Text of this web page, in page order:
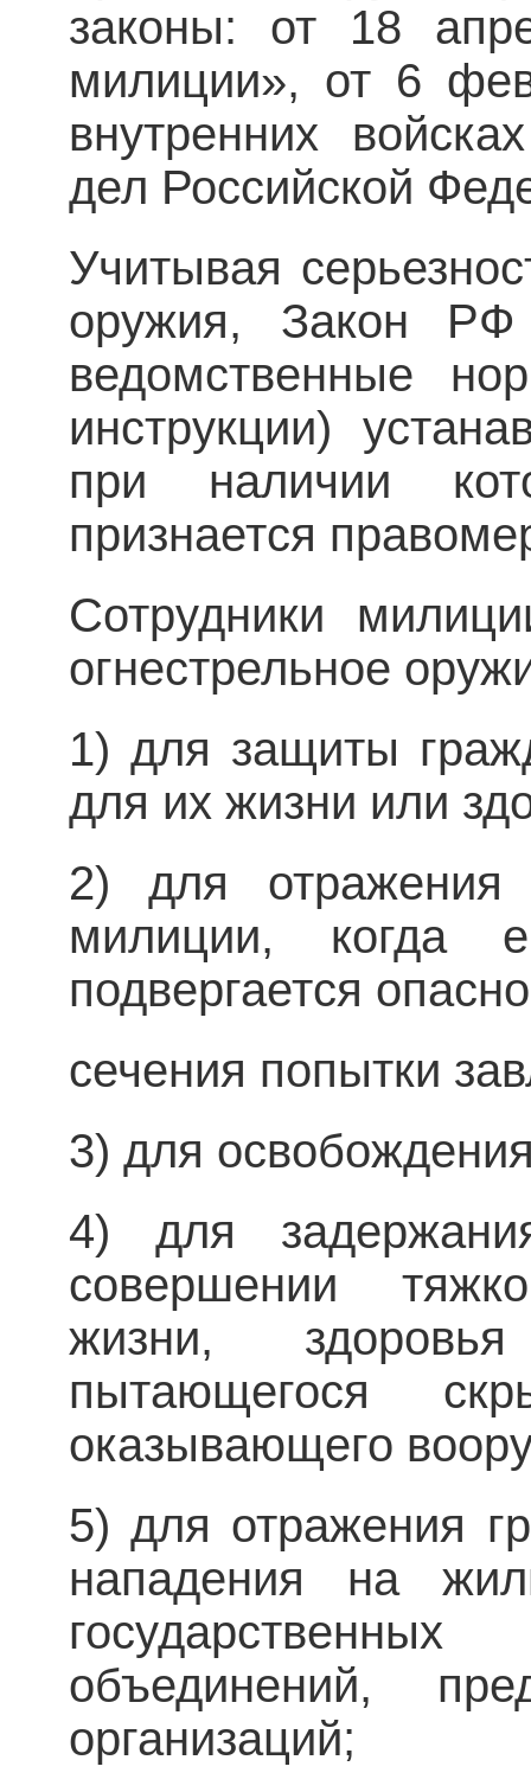
законы: от 18
милиции», от 6
внутренних
дел Российской
Учитывая
оружия, Закон
ведомственные
инструкции)
при на­личии
признается
Сотрудники
огнестрельное
1) для защиты
для их жизни или
2) для отражения
милиции, когда
подвергается
сечения попытки
3) для
4) для
совершении
жизни,
пытающегося
оказывающего
5) для отражения
нападения на
объединений,
организаций;